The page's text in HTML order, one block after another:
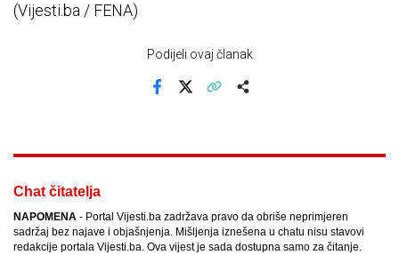
(Vijesti.ba / FENA)
Podijeli ovaj članak
Chat čitatelja
NAPOMENA - Portal Vijesti.ba zadržava pravo da obriše neprimjeren
sadržaj bez najave i objašnjenja. Mišljenja iznešena u chatu nisu stavovi
redakcije portala Vijesti.ba. Ova vijest je sada dostupna samo za čitanje.